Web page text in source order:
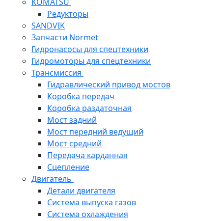
Редукторы
SANDVIK
Запчасти Normet
Гидронасосы для спецтехники
Гидромоторы для спецтехники
Трансмиссия
Гидравлический привод мостов
Коробка передач
Коробка раздаточная
Мост задний
Мост передний ведущий
Мост средний
Передача карданная
Сцепление
Двигатель
Детали двигателя
Система выпуска газов
Система охлаждения